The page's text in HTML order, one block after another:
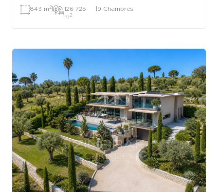
843 m 2|
126 725
m 2
|9 Chambres